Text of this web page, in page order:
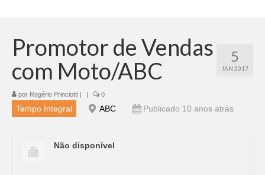
5
JAN 2017
Promotor de Vendas
com Moto/ABC
por Rogério Princiotti | | 0
Tempo Integral ABC Publicado 10 anos atrás
Não disponível